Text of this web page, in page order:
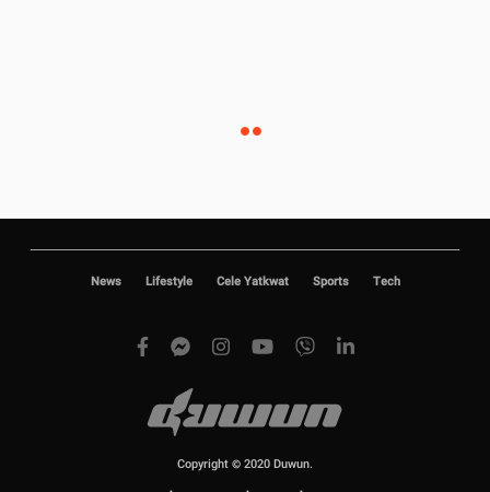
News Lifestyle Cele Yatkwat Sports Tech
Copyright © 2020 Duwun.